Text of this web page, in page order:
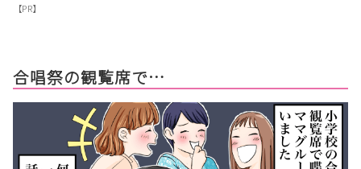
【PR】
合唱祭の観覧席で…